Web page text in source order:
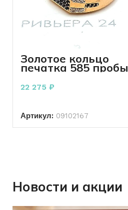
Золотое кольцо
печатка 585 пробы
2,97 грамм 19,5 р-р
22 275 ₽
Артикул: 09102167
Новости и акции